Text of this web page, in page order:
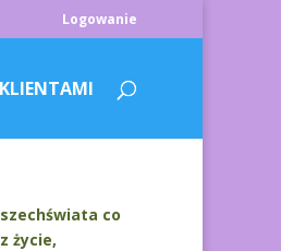
Logowanie
co
życie,